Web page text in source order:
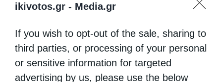
ikivotos.gr - Media.gr
If you wish to opt-out of the sale, sharing to
third parties, or processing of your personal
or sensitive information for targeted
advertising by us, please use the below
Γιατί να μην μπορεί ο Σαρμάτης
να υποστηρίξει τον δικό σας Αγώνα;